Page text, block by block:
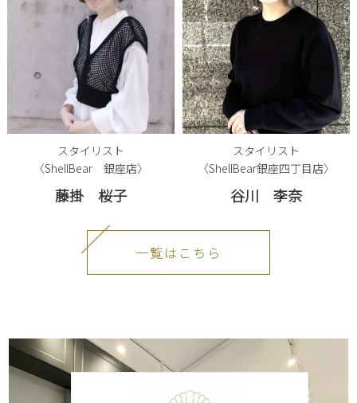
スタイリスト
〈ShellBear 銀座店〉
藤掛 桜子
スタイリスト
〈ShellBear銀座四丁目店〉
谷川 李奈
一覧はこちら